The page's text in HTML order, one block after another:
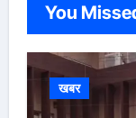
You
खबर